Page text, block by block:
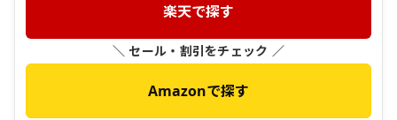
楽天で探す
＼ セール・割引をチェック ／
Amazonで探す